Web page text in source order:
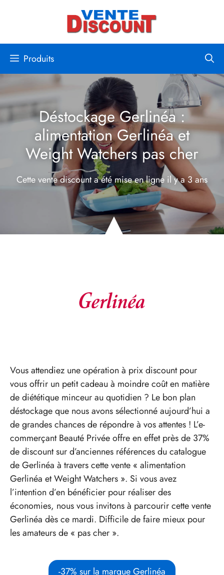
Produits
Déstockage Gerlinéa :
alimentation Gerlinéa et
Weight Watchers pas cher
Cette vente discount a été mise en ligne il y a 3 ans
Vous attendiez une opération à prix discount pour
vous offrir un petit cadeau à moindre coût en matière
de diététique minceur au quotidien ? Le bon plan
déstockage que nous avons sélectionné aujourd’hui a
de grandes chances de répondre à vos attentes ! L’e-
commerçant Beauté Privée offre en effet près de 37%
de discount sur d’anciennes références du catalogue
de Gerlinéa à travers cette vente « alimentation
Gerlinéa et Weight Watchers ». Si vous avez
l’intention d’en bénéficier pour réaliser des
économies, nous vous invitons à parcourir cette vente
Gerlinéa dès ce mardi. Difficile de faire mieux pour
les amateurs de « pas cher ».
-37% sur la marque Gerlinéa